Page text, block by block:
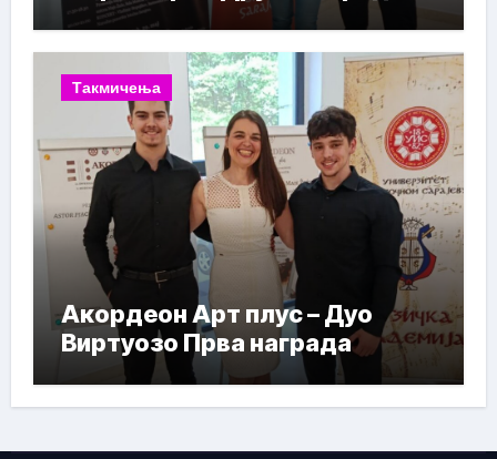
Такмичења
Акордеон Арт плус – Дуо
Виртуозо Прва награда